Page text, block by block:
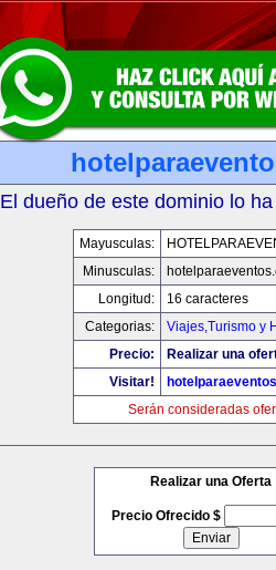
El dueño de este dominio lo
Mayusculas:
Minusculas:
Longitud:
16 caracteres
Categorias:
Viajes,Turismo y
Precio:
Realizar una
Visitar!
Serán consideradas
Realizar una Oferta
Precio Ofrecido $